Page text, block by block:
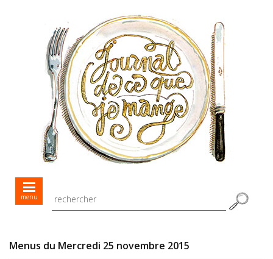
menu
Mes menus jour après jour
Mes recettes de saison
Menus du Mercredi 25 novembre 2015